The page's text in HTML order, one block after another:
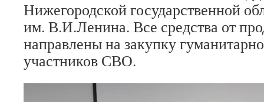
Нижегородской государственной
им. В.И.Ленина. Все средства от
направлены на закупку
участников СВО.